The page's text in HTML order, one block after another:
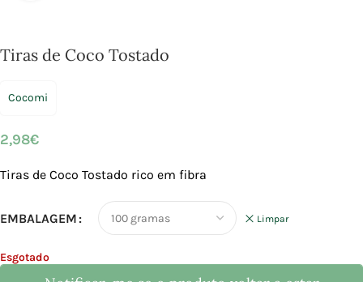
Tiras de Coco Tostado
Cocomi
2,98€
Tiras de Coco Tostado rico em fibra
EMBALAGEM Limpar
Esgotado